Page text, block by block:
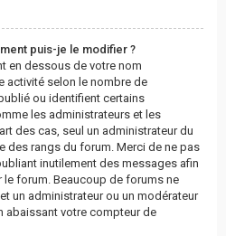
puis-je le modifier ?
en dessous de votre nom
activité selon le nombre de
ou identifient certains
les administrateurs et les
des cas, seul un administrateur du
des rangs du forum. Merci de ne pas
inutilement des messages afin
le forum. Beaucoup de forums ne
un administrateur ou un modérateur
abaissant votre compteur de